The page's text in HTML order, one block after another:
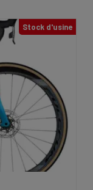
Stock d'usine